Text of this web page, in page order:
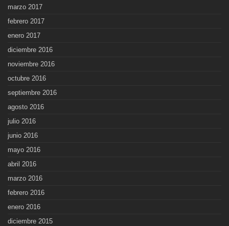
marzo 2017
febrero 2017
enero 2017
diciembre 2016
noviembre 2016
octubre 2016
septiembre 2016
agosto 2016
julio 2016
junio 2016
mayo 2016
abril 2016
marzo 2016
febrero 2016
enero 2016
diciembre 2015